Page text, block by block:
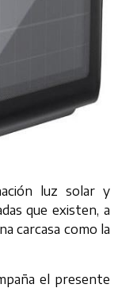
luz solar y
que existen, a
carcasa como la
el presente